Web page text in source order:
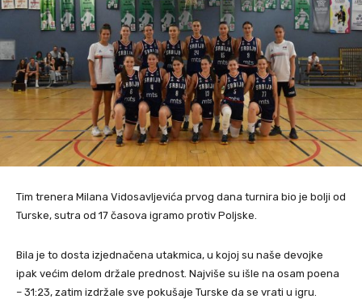
Tim trenera Milana Vidosavljevića prvog dana turnira bio je bolji od
Turske, sutra od 17 časova igramo protiv Poljske.
Bila je to dosta izjednačena utakmica, u kojoj su naše devojke
ipak većim delom držale prednost. Najviše su išle na osam poena
– 31:23, zatim izdržale sve pokušaje Turske da se vrati u igru.